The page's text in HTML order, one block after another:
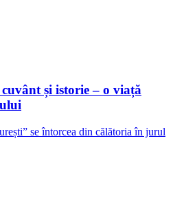
și istorie – o viață